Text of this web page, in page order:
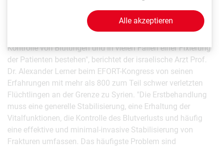
"Die Erstbehandlung sollte in solchen Fällen aus einer
Kontrolle von Blutungen und in vielen Fällen einer Fixierung
der Patienten bestehen", berichtet der israelische Arzt Prof.
Dr. Alexander Lerner beim EFORT-Kongress von seinen
Erfahrungen mit mehr als 800 zum Teil schwer verletzten
Flüchtlingen an der Grenze zu Syrien. "Die Erstbehandlung
muss eine generelle Stabilisierung, eine Erhaltung der
Vitalfunktionen, die Kontrolle des Blutverlusts und häufig
eine effektive und minimal-invasive Stabilisierung von
Frakturen umfassen. Das häufigste Problem sind
Alle akzeptieren